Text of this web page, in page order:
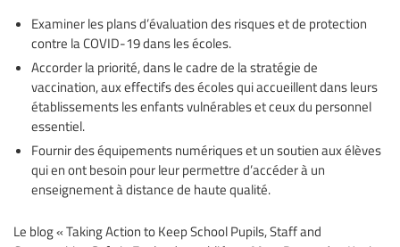
Examiner les plans d’évaluation des risques et de protection
contre la COVID-19 dans les écoles.
Accorder la priorité, dans le cadre de la stratégie de
vaccination, aux effectifs des écoles qui accueillent dans leurs
établissements les enfants vulnérables et ceux du personnel
essentiel.
Fournir des équipements numériques et un soutien aux élèves
qui en ont besoin pour leur permettre d’accéder à un
enseignement à distance de haute qualité.
Le blog « Taking Action to Keep School Pupils, Staff and